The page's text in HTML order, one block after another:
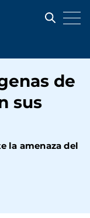
de
sus
la amenaza del